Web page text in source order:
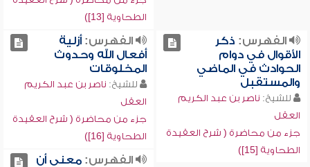
الطحاوية [13])
الفهرس: ذكر
الأقوال في دوام
الحوادث في الماضي
والمستقبل
للشيخ: ناصر بن عبد الكريم
العقل
جزء من محاضرة ( شرح العقيدة
الطحاوية [15])
الفهرس:أزلية
أفعال الله وحدوث
المخلوقات
للشيخ: ناصر بن عبد الكريم
العقل
جزء من محاضرة ( شرح العقيدة
الطحاوية [16])
الفهرس:معنى أن